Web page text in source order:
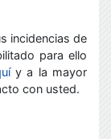
incidencias de
para ello
y a la mayor
con usted.